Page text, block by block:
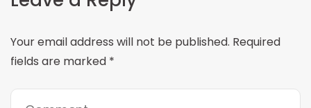
Your email address will not be published. Required
fields are marked *